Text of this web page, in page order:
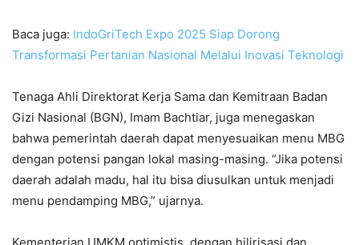
Baca juga: IndoGriTech Expo 2025 Siap Dorong
Transformasi Pertanian Nasional Melalui Inovasi Teknologi
Tenaga Ahli Direktorat Kerja Sama dan Kemitraan Badan
Gizi Nasional (BGN), Imam Bachtiar, juga menegaskan
bahwa pemerintah daerah dapat menyesuaikan menu MBG
dengan potensi pangan lokal masing-masing. “Jika potensi
daerah adalah madu, hal itu bisa diusulkan untuk menjadi
menu pendamping MBG,” ujarnya.